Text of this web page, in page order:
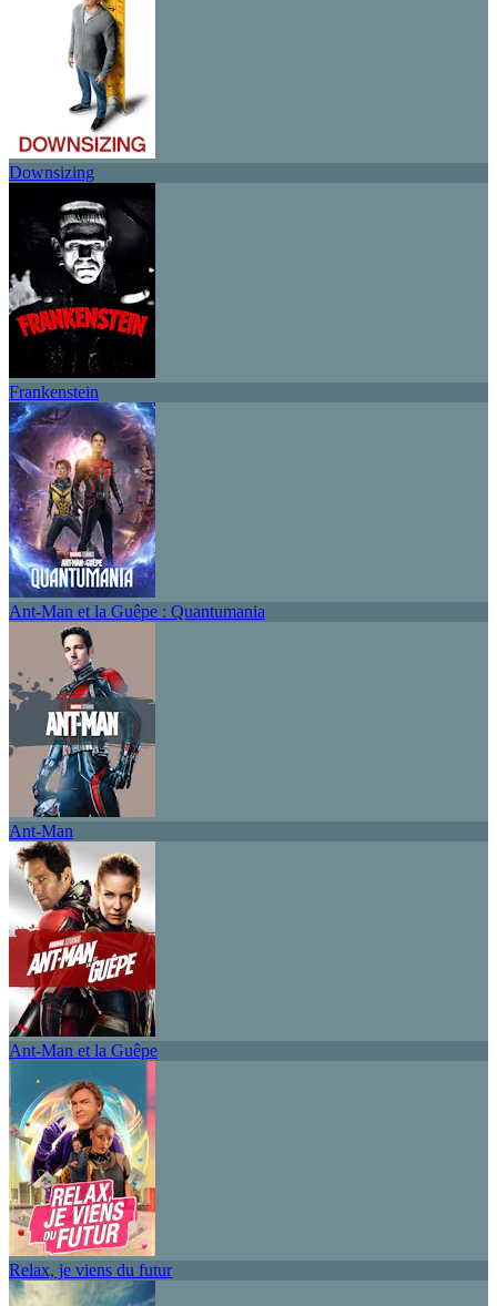
Downsizing
Frankenstein
Ant-Man et la Guêpe : Quantumania
Ant-Man
Ant-Man et la Guêpe
Relax, je viens du futur